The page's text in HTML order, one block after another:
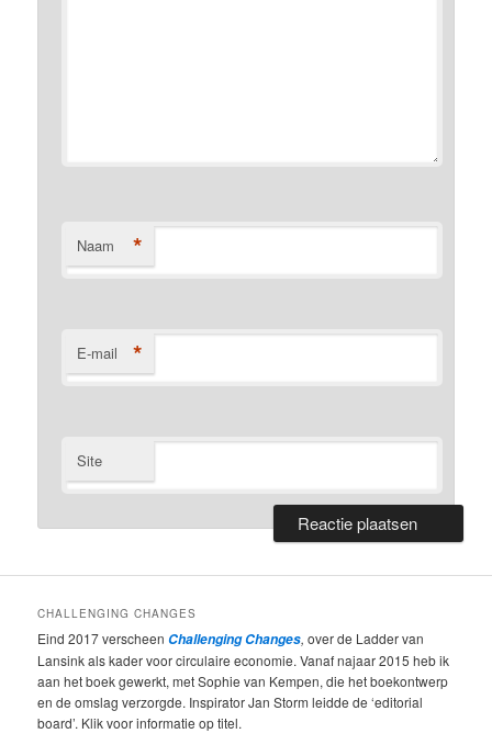
Naam *
E-mail *
Site
CHALLENGING CHANGES
Eind 2017 verscheen Challenging Changes, over de Ladder van
Lansink als kader voor circulaire economie. Vanaf najaar 2015 heb ik
aan het boek gewerkt, met Sophie van Kempen, die het boekontwerp
en de omslag verzorgde. Inspirator Jan Storm leidde de ‘editorial
board’. Klik voor informatie op titel.